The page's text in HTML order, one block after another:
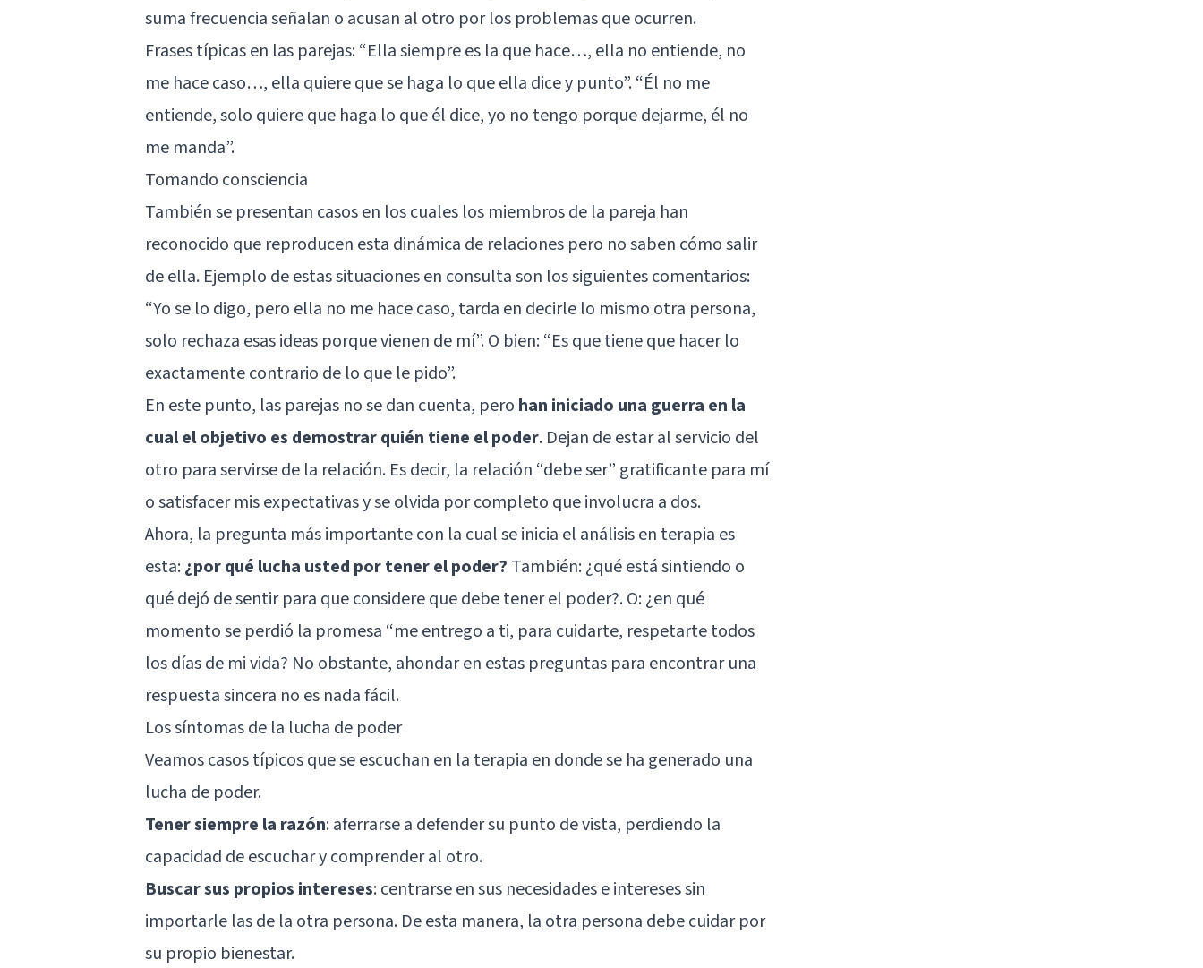
suma frecuencia señalan o acusan al otro por los problemas que ocurren.
Frases típicas en las parejas: “Ella siempre es la que hace…, ella no entiende, no
me hace caso…, ella quiere que se haga lo que ella dice y punto”. “Él no me
entiende, solo quiere que haga lo que él dice, yo no tengo porque dejarme, él no
me manda”.
Tomando consciencia
También se presentan casos en los cuales los miembros de la pareja han
reconocido que reproducen esta dinámica de relaciones pero no saben cómo salir
de ella. Ejemplo de estas situaciones en consulta son los siguientes comentarios:
“Yo se lo digo, pero ella no me hace caso, tarda en decirle lo mismo otra persona,
solo rechaza esas ideas porque vienen de mí”. O bien: “Es que tiene que hacer lo
exactamente contrario de lo que le pido”.
En este punto, las parejas no se dan cuenta, pero han iniciado una guerra en la
cual el objetivo es demostrar quién tiene el poder. Dejan de estar al servicio del
otro para servirse de la relación. Es decir, la relación “debe ser” gratificante para mí
o satisfacer mis expectativas y se olvida por completo que involucra a dos.
Ahora, la pregunta más importante con la cual se inicia el análisis en terapia es
esta:¿por qué lucha usted por tener el poder? También: ¿qué está sintiendo o
qué dejó de sentir para que considere que debe tener el poder?. O: ¿en qué
momento se perdió la promesa “me entrego a ti, para cuidarte, respetarte todos
los días de mi vida? No obstante, ahondar en estas preguntas para encontrar una
respuesta sincera no es nada fácil.
Los síntomas de la lucha de poder
Veamos casos típicos que se escuchan en la terapia en donde se ha generado una
lucha de poder.
Tener siempre la razón: aferrarse a defender su punto de vista, perdiendo la
capacidad de escuchar y comprender al otro.
Buscar sus propios intereses: centrarse en sus necesidades e intereses sin
importarle las de la otra persona. De esta manera, la otra persona debe cuidar por
su propio bienestar.